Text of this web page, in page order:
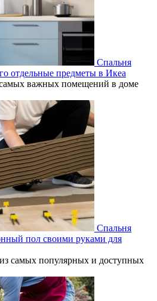
Спальня
отдельные предметы в Икеа
важных помещений в доме
Спальня
пол своими руками для
самых популярных и доступных